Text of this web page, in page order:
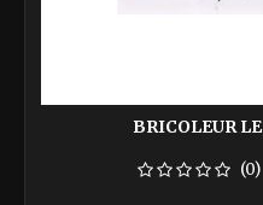
BRICOLEUR LE
(0)